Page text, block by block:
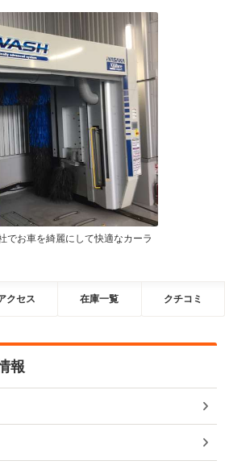
でお車を綺麗にして快適なカーラ
クセス 在庫一覧 クチコミ
報